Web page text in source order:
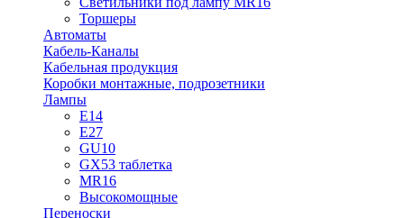
Торшеры
Автоматы
Кабель-Каналы
Кабельная продукция
Коробки монтажные, подрозетники
Лампы
E14
E27
GU10
GX53 таблетка
MR16
Высокомощные
Переноски